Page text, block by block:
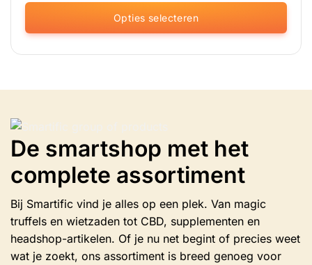
Opties selecteren
Dit
product
kan
gekozen
worden
op
de
productpagina
De smartshop met het
complete assortiment
Bij Smartific vind je alles op een plek. Van magic
truffels en wietzaden tot CBD, supplementen en
headshop-artikelen. Of je nu net begint of precies weet
wat je zoekt, ons assortiment is breed genoeg voor